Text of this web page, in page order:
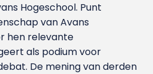
Hoge­school. Punt
van Avans
hen relevante
als podium voor
De mening van derden